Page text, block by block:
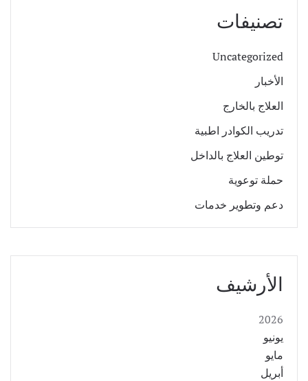
تصنيفات
Uncategorized
الأخبار
العلاج بالخارج
تدريب الكوادر اطبية
توطين العلاج بالداخل
حملة توعوية
دعم وتطوير خدمات
الأرشيف
2026
يونيو
مايو
أبريل